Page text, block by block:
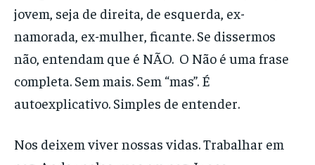
jovem, seja de direita, de esquerda, ex-
namorada, ex-mulher, ficante. Se dissermos
não, entendam que é NÃO. O Não é uma frase
completa. Sem mais. Sem “mas”. É
autoexplicativo. Simples de entender.
Nos deixem viver nossas vidas. Trabalhar em